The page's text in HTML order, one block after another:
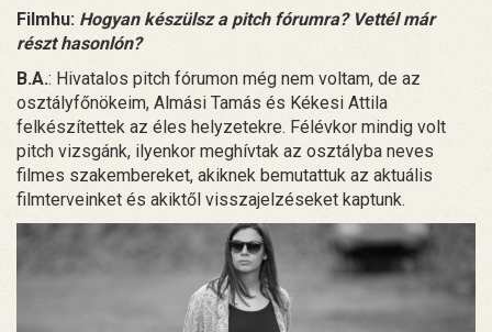
Filmhu: Hogyan készülsz a pitch fórumra? Vettél már
részt hasonlón?
B.A.: Hivatalos pitch fórumon még nem voltam, de az
osztályfőnökeim, Almási Tamás és Kékesi Attila
felkészítettek az éles helyzetekre. Félévkor mindig volt
pitch vizsgánk, ilyenkor meghívtak az osztályba neves
filmes szakembereket, akiknek bemutattuk az aktuális
filmterveinket és akiktől visszajelzéseket kaptunk.